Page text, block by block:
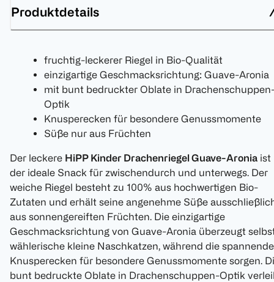
Produktdetails
fruchtig-leckerer Riegel in Bio-Qualität
einzigartige Geschmacksrichtung: Guave-Aronia
mit bunt bedruckter Oblate in
Optik
Knusperecken für besondere Genussmomente
Süße nur aus Früchten
Der leckere HiPP Kinder Drachenriegel Guave-Aronia ist
der ideale Snack für zwischendurch und unterwegs. Der
weiche Riegel besteht zu 100% aus hochwertigen Bio-
Zutaten und erhält seine angenehme Süße
aus sonnengereiften Früchten. Die einzigartige
Geschmacksrichtung von Guave-Aronia überzeugt
wählerische kleine Naschkatzen, während die
Knusperecken für besondere Genussmomente sorgen.
bunt bedruckte Oblate in Drachenschuppen-Optik